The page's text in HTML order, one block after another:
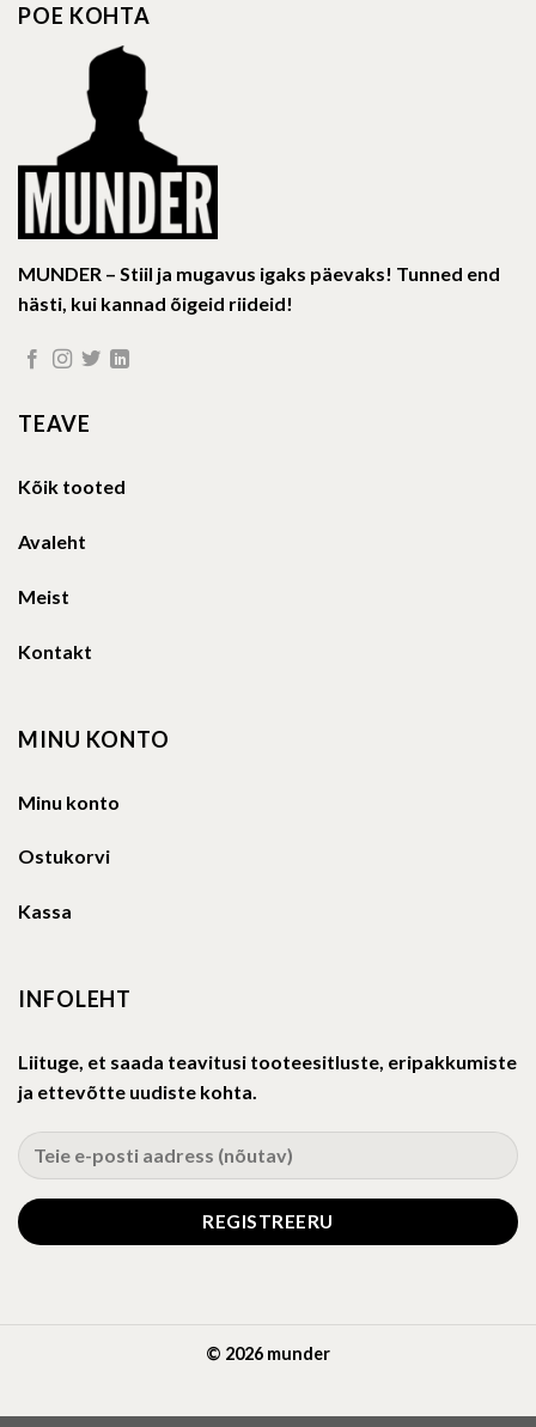
may
chosen
on
the
product
page
POE KOHTA
MUNDER – Stiil ja mugavus igaks päevaks! Tunned end
hästi, kui kannad õigeid riideid!
TEAVE
Kõik tooted
Avaleht
Meist
Kontakt
MINU KONTO
Minu konto
Ostukorvi
Kassa
INFOLEHT
Liituge, et saada teavitusi tooteesitluste, eripakkumiste
ja ettevõtte uudiste kohta.
© 2026 munder